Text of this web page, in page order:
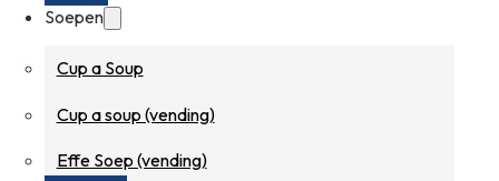
Soepen
Cup a Soup
Cup a soup (vending)
Effe Soep (vending)